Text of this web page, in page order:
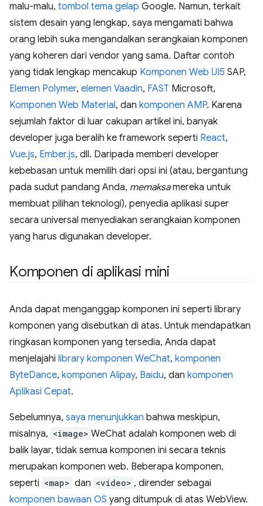
malu-malu, tombol tema gelap Google. Namun, terkait
sistem desain yang lengkap, saya mengamati bahwa
orang lebih suka mengandalkan serangkaian komponen
yang koheren dari vendor yang sama. Daftar contoh
yang tidak lengkap mencakup Komponen Web UI5 SAP,
Elemen Polymer, elemen Vaadin, FAST Microsoft,
Komponen Web Material, dan komponen AMP. Karena
sejumlah faktor di luar cakupan artikel ini, banyak
developer juga beralih ke framework seperti React,
Vue.js, Ember.js, dll. Daripada memberi developer
kebebasan untuk memilih dari opsi ini (atau, bergantung
pada sudut pandang Anda, memaksamereka untuk
membuat pilihan teknologi), penyedia aplikasi super
secara universal menyediakan serangkaian komponen
yang harus digunakan developer.
Komponen di aplikasi mini
Anda dapat menganggap komponen ini seperti library
komponen yang disebutkan di atas. Untuk mendapatkan
ringkasan komponen yang tersedia, Anda dapat
menjelajahi library komponen WeChat, komponen
ByteDance, komponen Alipay, Baidu, dan komponen
Aplikasi Cepat.
Sebelumnya, saya menunjukkan bahwa meskipun,
misalnya, <image> WeChat adalah komponen web di
balik layar, tidak semua komponen ini secara teknis
merupakan komponen web. Beberapa komponen,
seperti <map> dan <video> , dirender sebagai
komponen bawaan OS yang ditumpuk di atas WebView.